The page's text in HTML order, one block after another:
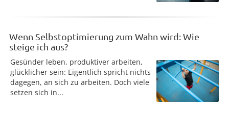
Wenn Selbstoptimierung zum Wahn wird: Wie
steige ich aus?
Gesünder leben, produktiver arbeiten,
glücklicher sein: Eigentlich spricht nichts
dagegen, an sich zu arbeiten. Doch viele
setzen sich in...